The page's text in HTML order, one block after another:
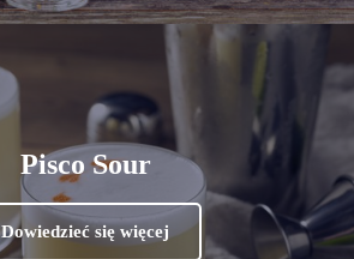
Pisco Sour
Dowiedzieć się więcej